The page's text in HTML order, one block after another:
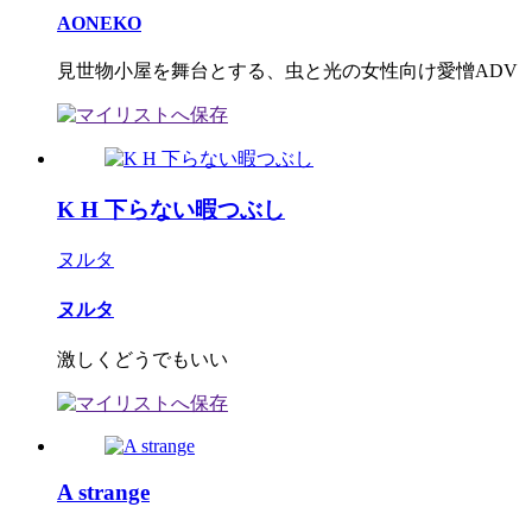
AONEKO
見世物小屋を舞台とする、虫と光の女性向け愛憎ADV
K H 下らない暇つぶし
ヌルタ
ヌルタ
激しくどうでもいい
A strange